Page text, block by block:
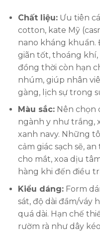
Chất liệu:Ưu tiên
cotton, kate Mỹ
nano kháng khuẩn.
giãn tốt, thoáng
đồng thời còn hạn
nhúm, giúp nhân
gàng, lịch sự trong
Màu sắc:Nên chọn
ngành y như trắng,
xanh navy. Những
cảm giác sạch sẽ,
cho mắt, xoa dịu
hàng khi đến điều
Kiểu dáng:Form
sát, độ dài đầm/váy
quá dài. Hạn chế
rườm rà như dây